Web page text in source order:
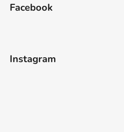
Facebook
Instagram